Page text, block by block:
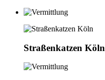
Straßenkatzen Köln